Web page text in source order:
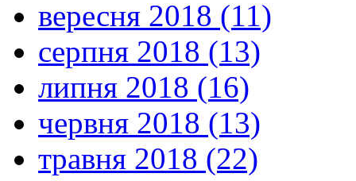
вересня 2018 (11)
серпня 2018 (13)
липня 2018 (16)
червня 2018 (13)
травня 2018 (22)